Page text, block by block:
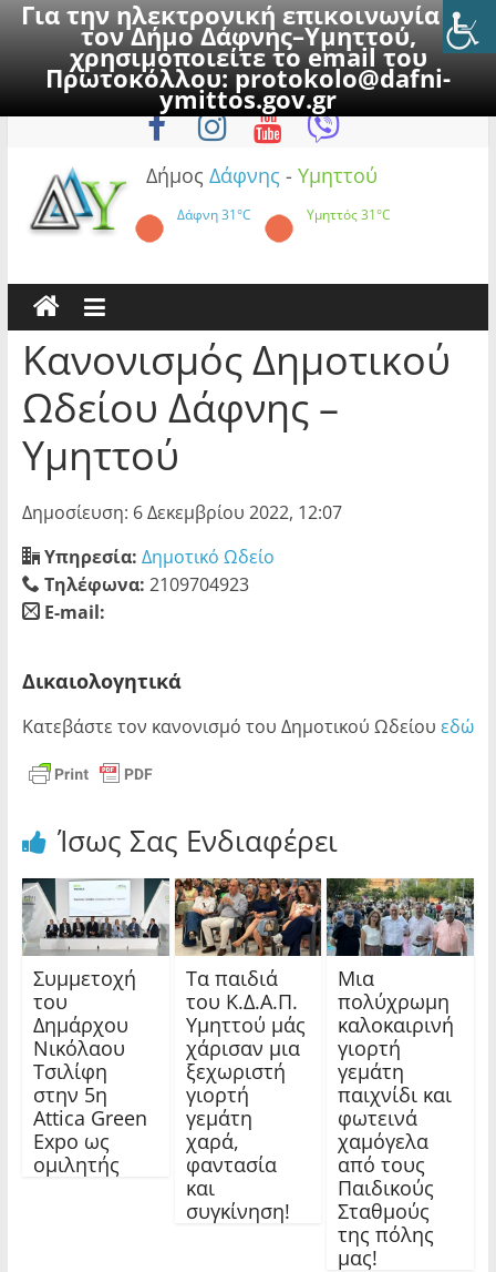
Για την ηλεκτρονική επικοινωνία με
τον Δήμο Δάφνης–Υμηττού,
χρησιμοποιείτε το email του
Πρωτοκόλλου:protokolo@dafni-
ymittos.gov.gr
to
Κυριακή, 9 Αυγούστου 2026
Δήμος Δάφνης - Υμηττού
Δάφνη31°C Υμηττός31°C
Κανονισμός Δημοτικού
Ωδείου Δάφνης –
Υμηττού
Δημοσίευση: 6 Δεκεμβρίου 2022, 12:07
Υπηρεσία: Δημοτικό Ωδείο
Τηλέφωνα: 2109704923
E-mail:
Δικαιολογητικά
Κατεβάστε τον κανονισμό του Δημοτικού Ωδείου εδώ
Ίσως Σας Ενδιαφέρει
Συμμετοχή
του
Δημάρχου
Νικόλαου
Τσιλίφη
στην 5η
Attica Green
Expo ως
ομιλητής
Τα παιδιά
του Κ.Δ.Α.Π.
Υμηττού μάς
χάρισαν μια
ξεχωριστή
γιορτή
γεμάτη
χαρά,
φαντασία
και
συγκίνηση!
Μια
πολύχρωμη
καλοκαιρινή
γιορτή
γεμάτη
παιχνίδι και
φωτεινά
χαμόγελα
από τους
Παιδικούς
Σταθμούς
της πόλης
μας!